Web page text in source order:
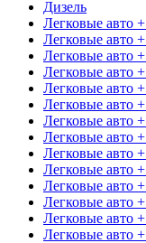
Дизель
Легковые авто
Легковые авто
Легковые авто
Легковые авто
Легковые авто
Легковые авто
Легковые авто
Легковые авто
Легковые авто
Легковые авто
Легковые авто
Легковые авто
Легковые авто
Легковые авто